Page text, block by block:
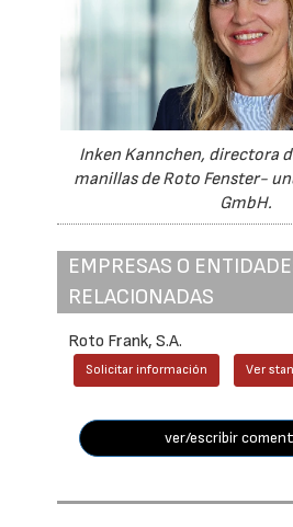
Inken Kannchen, directora
manillas de Roto Fenster-
GmbH.
EMPRESAS O
RELACIONADAS
Roto Frank, S.A.
Solicitar información Ver
ver/escribir